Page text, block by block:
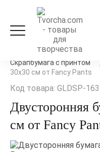
Скрапбукинг
Скрапбумага с принтом
30х30 см от Fancy Pants
Код товара: GLDSP-
Двусторонняя
см от Fancy